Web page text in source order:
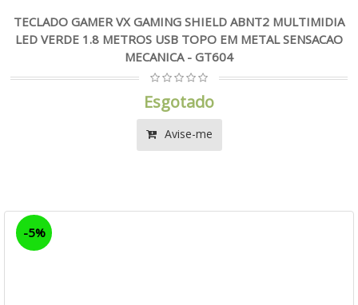
TECLADO GAMER VX GAMING SHIELD ABNT2 MULTIMIDIA
LED VERDE 1.8 METROS USB TOPO EM METAL SENSACAO
MECANICA - GT604
Esgotado
Avise-me
-5%